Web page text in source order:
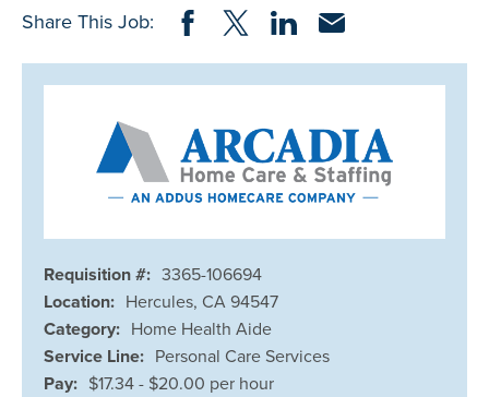
Share This Job: Share on Facebook
Share on Twitter
Share on LinkedIn
Share via Email
Requisition #: 3365-106694
Location: Hercules, CA 94547
Category: Home Health Aide
Service Line: Personal Care Services
Pay: $17.34 - $20.00 per hour